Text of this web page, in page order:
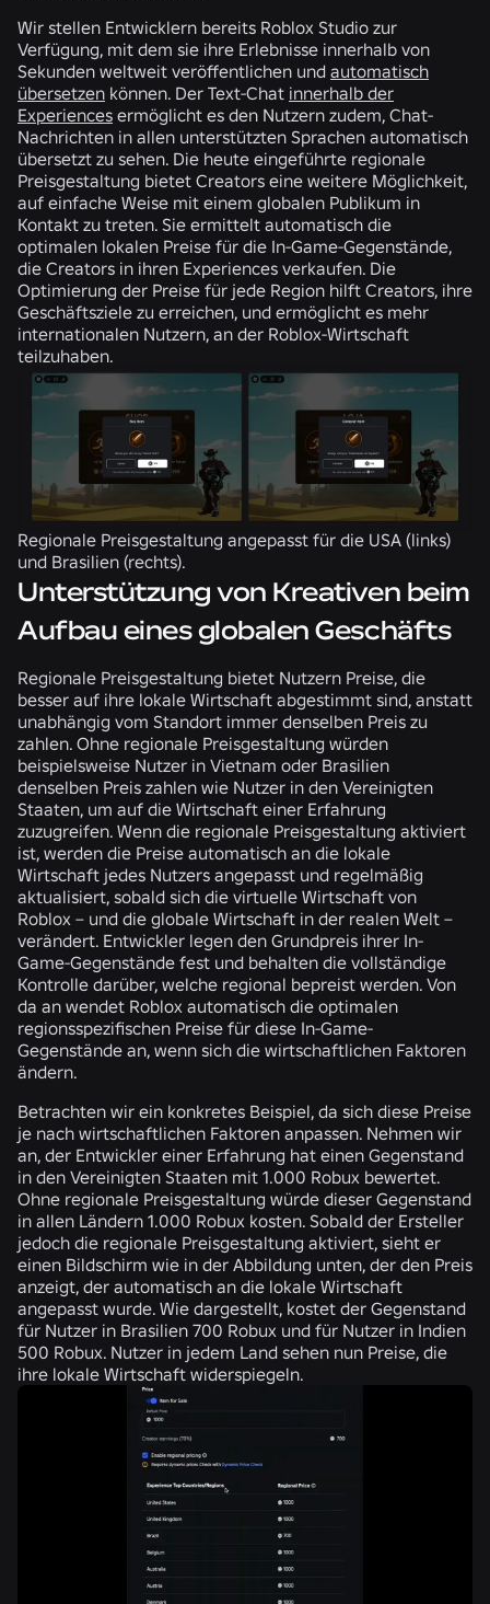
Wir stellen Entwicklern bereits Roblox Studio zur
Verfügung, mit dem sie ihre Erlebnisse innerhalb von
Sekunden weltweit veröffentlichen und automatisch
übersetzen können. Der Text-Chat innerhalb der
Experiences ermöglicht es den Nutzern zudem, Chat-
Nachrichten in allen unterstützten Sprachen automatisch
übersetzt zu sehen. Die heute eingeführte regionale
Preisgestaltung bietet Creators eine weitere Möglichkeit,
auf einfache Weise mit einem globalen Publikum in
Kontakt zu treten. Sie ermittelt automatisch die
optimalen lokalen Preise für die In-Game-Gegenstände,
die Creators in ihren Experiences verkaufen. Die
Optimierung der Preise für jede Region hilft Creators, ihre
Geschäftsziele zu erreichen, und ermöglicht es mehr
internationalen Nutzern, an der Roblox-Wirtschaft
teilzuhaben.
Regionale Preisgestaltung angepasst für die USA (links)
und Brasilien (rechts).
Unterstützung von Kreativen beim
Aufbau eines globalen Geschäfts
Regionale Preisgestaltung bietet Nutzern Preise, die
besser auf ihre lokale Wirtschaft abgestimmt sind, anstatt
unabhängig vom Standort immer denselben Preis zu
zahlen. Ohne regionale Preisgestaltung würden
beispielsweise Nutzer in Vietnam oder Brasilien
denselben Preis zahlen wie Nutzer in den Vereinigten
Staaten, um auf die Wirtschaft einer Erfahrung
zuzugreifen. Wenn die regionale Preisgestaltung aktiviert
ist, werden die Preise automatisch an die lokale
Wirtschaft jedes Nutzers angepasst und regelmäßig
aktualisiert, sobald sich die virtuelle Wirtschaft von
Roblox – und die globale Wirtschaft in der realen Welt –
verändert. Entwickler legen den Grundpreis ihrer In-
Game-Gegenstände fest und behalten die vollständige
Kontrolle darüber, welche regional bepreist werden. Von
da an wendet Roblox automatisch die optimalen
regionsspezifischen Preise für diese In-Game-
Gegenstände an, wenn sich die wirtschaftlichen Faktoren
ändern.
Betrachten wir ein konkretes Beispiel, da sich diese Preise
je nach wirtschaftlichen Faktoren anpassen. Nehmen wir
an, der Entwickler einer Erfahrung hat einen Gegenstand
in den Vereinigten Staaten mit 1.000 Robux bewertet.
Ohne regionale Preisgestaltung würde dieser Gegenstand
in allen Ländern 1.000 Robux kosten. Sobald der Ersteller
jedoch die regionale Preisgestaltung aktiviert, sieht er
einen Bildschirm wie in der Abbildung unten, der den Preis
anzeigt, der automatisch an die lokale Wirtschaft
angepasst wurde. Wie dargestellt, kostet der Gegenstand
für Nutzer in Brasilien 700 Robux und für Nutzer in Indien
500 Robux. Nutzer in jedem Land sehen nun Preise, die
ihre lokale Wirtschaft widerspiegeln.